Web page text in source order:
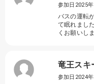
参加日2025
バスの運転
て眠れまし
くお願いし
竜王スキ
参加日2024